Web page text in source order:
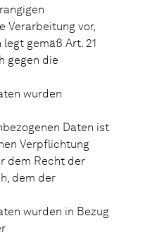
Verarbeitung vor,
gemäß Art. 21
gegen die
wurden
Daten ist
Verpflichtung
dem Recht der
dem der
wurden in Bezug